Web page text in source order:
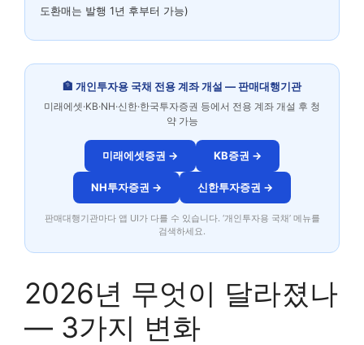
도환매는 발행 1년 후부터 가능)
🏦 개인투자용 국채 전용 계좌 개설 — 판매대행기관
미래에셋·KB·NH·신한·한국투자증권 등에서 전용 계좌 개설 후 청
약 가능
미래에셋증권 → KB증권 →
NH투자증권 → 신한투자증권 →
판매대행기관마다 앱 UI가 다를 수 있습니다. ‘개인투자용 국채’ 메뉴를
검색하세요.
2026년 무엇이 달라졌나
— 3가지 변화